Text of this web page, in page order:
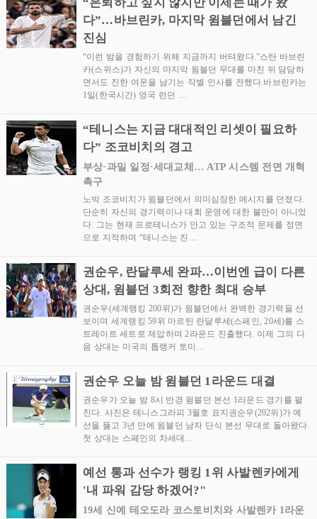
“은퇴하고 싶지 않지만 이제는 때가 왔
다”…바브린카, 마지막 윔블던에서 남긴
진심
“이런 밤을 경험하기 위해 지금까지 버텨왔다.”스탄 바브린
카(스위스)가 자신의 마지막 윔블던 무대를 마친 뒤 담담하
면서도 진한 여운을 남기는 작별 인사를 전했다.바브린카는
1일(한국시간) 영국 런던 …
“테니스는 지금 대대적인 리셋이 필요하
다” 조코비치의 경고
부상·과밀 일정·세대교체… ATP 시스템 전면 개혁
촉구
노박 조코비치가 윔블던에서 의미심장한 메시지를 던졌다.
단순히 자신의 경기력이나 대회 운영에 대한 불만이 아니었
다. 그는 현재 프로테니스가 안고 있는 구조적 문제를 정면
으로 지적하며 “테니스는 진…
권순우, 란달루세 완파…이번엔 급이 다른
상대, 윔블던 3회전 향한 최대 승부
권순우(세계랭킹 200위)가 윔블던에서 완벽한 경기력을 선
보이며 세계랭킹 59위 마르틴 란달루세(스페인, 20세)를 스
트레이트 세트로 제압하며 2라운드 진출했다. 이제 그의 다
음 상대는 미국의 톱랭커 토미…
권순우 오늘 밤 윔블던 1라운드 대결
권순우가 오늘 밤 8시 반경 윔블던 본선 1라운드 경기를 펼
친다. 사진은 테니스그라피 3월호 표지권순우(202위)가 예
선을 뚫고 3년 만에 윔블던 남자 단식 본선 무대로 돌아왔다.
첫 상대는 스페인의 차세대…
예선 통과 선수가 랭킹 1위 사발렌카에게
'내 파워 감당 하겠어?"
19세 신예 테오도라 코스토비치와 사발렌카 1라운